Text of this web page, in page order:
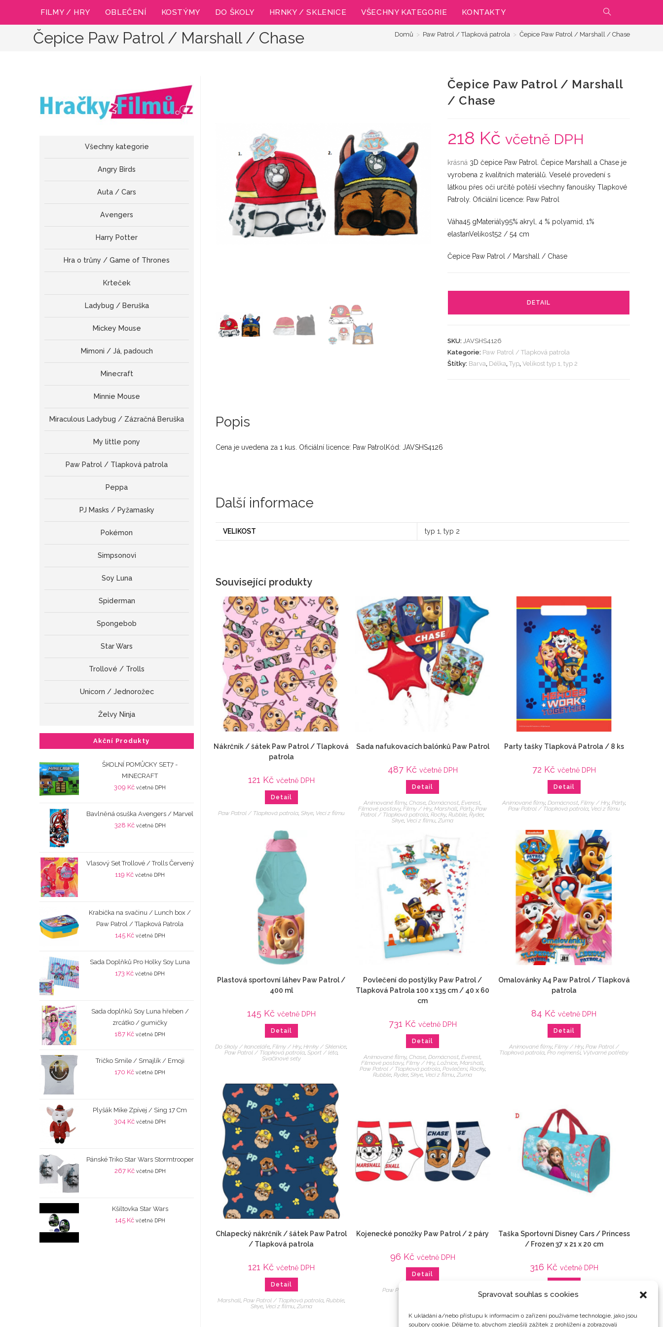
Spravovat souhlas s cookies
K ukládání a/nebo přístupu k informacím o zařízení používáme technologie, jako jsou
soubory cookie. Děláme to, abychom zlepšili zážitek z prohlížení a zobrazovali
FILMY / HRY OBLEČENÍ KOSTÝMY DO ŠKOLY HRNKY / SKLENICE VŠECHNY KATEGORIE KONTAKTY PŘEPNOUT
VYHLEDÁVÁNÍ
WEBU
Čepice Paw Patrol / Marshall / Chase Domů > Paw Patrol / Tlapková patrola > Čepice Paw Patrol / Marshall / Chase
Čepice Paw Patrol / Marshall
/ Chase
218 Kč včetně DPH
krásná 3D čepice Paw Patrol. Čepice Marshall a Chase je
vyrobena z kvalitních materiálů. Veselé provedení s
látkou přes oči určitě potěší všechny fanoušky Tlapkové
Patroly. Oficiální licence: Paw Patrol
Váha45 gMateriály95% akryl, 4 % polyamid, 1%
elastanVelikost52 / 54 cm
Čepice Paw Patrol / Marshall / Chase
DETAIL
SKU:JAVSHS4126
Kategorie: Paw Patrol / Tlapková patrola
Štítky: Barva, Délka,Typ,Velikost typ 1, typ 2
Popis
Cena je uvedena za 1 kus. Oficiální licence: Paw PatrolKód: JAVSHS4126
Další informace
VELIKOST typ 1, typ 2
Související produkty
Nákrčník / šátek Paw Patrol / Tlapková
patrola
121 Kč včetně DPH
Detail
Paw Patrol / Tlapková patrola, Skye, Veci z filmu
Sada nafukovacích balónků Paw Patrol
487 Kč včetně DPH
Detail
Animované filmy,Chase,Domácnost,Everest,
Filmové postavy,Filmy / Hry,Marshall,Párty,Paw
Patrol / Tlapková patrola,Rocky,Rubble,Ryder,
Skye, Veci z filmu,Zuma
Party tašky Tlapková Patrola / 8 ks
72 Kč včetně DPH
Detail
Animované filmy, Domácnost, Filmy / Hry, Párty,
Paw Patrol / Tlapková patrola, Veci z filmu
Plastová sportovní láhev Paw Patrol /
400 ml
145 Kč včetně DPH
Detail
Do školy / kanceláře ,Filmy / Hry,Hrnky / Sklenice
Paw Patrol / Tlapková patrola, Sport / léto,
Svačinové sety
Povlečení do postýlky Paw Patrol /
Tlapková Patrola 100 x 135 cm / 40 x 60
cm
731 Kč včetně DPH
Detail
Animované filmy,Chase ,Domácnost ,Everest
Filmové postavy,Filmy / Hry,Ložnice ,Marshall
Paw Patrol / Tlapková patrola, Povlečení, Rocky,
Rubble ,Ryder,Skye Veci z filmu ,Zuma
Omalovánky A4 Paw Patrol / Tlapková
patrola
84 Kč včetně DPH
Detail
Animované filmy, Filmy / Hry, Paw Patrol /
Tlapková patrola ,Pro nejmenší, Výtvarné potřeby
Chlapecký nákrčník / šátek Paw Patrol
/ Tlapková patrola
121 Kč včetně DPH
Detail
Marshall, Paw Patrol / Tlapková patrola, Rubble,
Skye, Veci z filmu,Zuma
Kojenecké ponožky Paw Patrol / 2 páry
96 Kč včetně DPH
Detail
Paw Patrol / Tlapková patrola
Taška Sportovní Disney Cars / Princess
/ Frozen 37 x 21 x 20 cm
316 Kč včetně DPH
Mouse
Paw Patrol / Tlapková patrola Princess ,
Spiderman
Všechny kategorie
Angry Birds
Auta / Cars
Avengers
Harry Potter
Hra o trůny / Game of Thrones
Krteček
Ladybug / Beruška
Mickey Mouse
Mimoni / Já, padouch
Minecraft
Minnie Mouse
Miraculous Ladybug / Zázračná Beruška
My little pony
Paw Patrol / Tlapková patrola
Peppa
PJ Masks / Pyžamasky
Pokémon
Simpsonovi
Soy Luna
Spiderman
Spongebob
Star Wars
Trollové / Trolls
Unicorn / Jednorožec
Želvy Ninja
Akční Produkty
ŠKOLNÍ POMŮCKY SET7 -
MINECRAFT
309 Kč včetně DPH
Bavlněná osuška Avengers / Marvel
328 Kč včetně DPH
Vlasový Set Trollové / Trolls Červený
119 Kč včetně DPH
Krabička na svačinu / Lunch box /
Paw Patrol / Tlapková Patrola
145 Kč včetně DPH
Sada Doplňků Pro Holky Soy Luna
173 Kč včetně DPH
Sada doplňků Soy Luna hřeben /
zrcátko / gumičky
187 Kč včetně DPH
Tričko Smile / Smajlík / Emoji
170 Kč včetně DPH
Plyšák Mike Zpívej / Sing 17 Cm
304 Kč včetně DPH
Pánské Triko Star Wars Stormtrooper
267 Kč včetně DPH
Kšiltovka Star Wars
145 Kč včetně DPH